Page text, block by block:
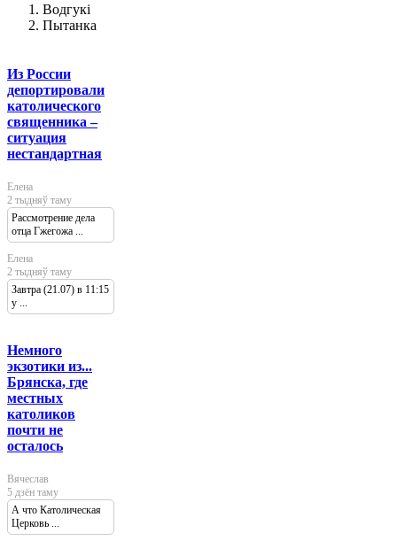
Водгукі
Пытанка
Из России
депортировали
католического
священника –
ситуация
нестандартная
Елена
2 тыдняў таму
Рассмотрение дела
отца Гжегожа ...
Елена
2 тыдняў таму
Завтра (21.07) в 11:15
у ...
Немного
экзотики из...
Брянска, где
местных
католиков
почти не
осталось
Вячеслав
5 дзён таму
А что Католическая
Церковь ...